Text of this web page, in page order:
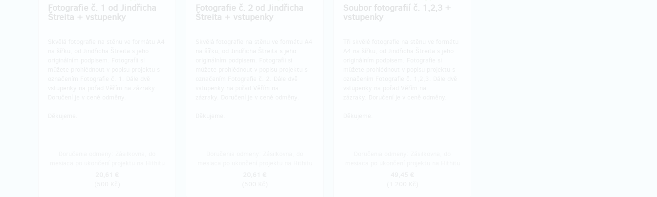
Fotografie č. 1 od Jindřicha
Štreita + vstupenky
Fotografie č. 2 od Jindřicha
Štreita + vstupenky
Soubor fotografií č. 1,2,3 +
vstupenky